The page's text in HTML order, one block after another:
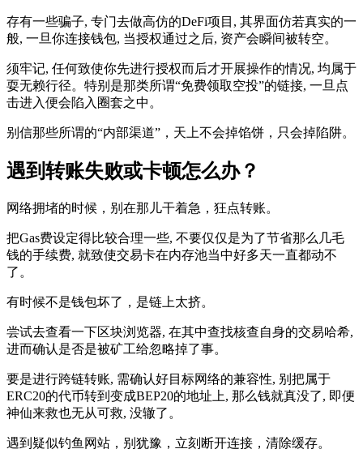
存有一些骗子, 专门去做高仿的DeFi项目, 其界面仿若真实的一
般, 一旦你连接钱包, 当授权通过之后, 资产会瞬间被转空。
须牢记, 任何致使你先进行授权而后才开展操作的情况, 均属于
耍无赖行径。特别是那类所谓“免费领取空投”的链接, 一旦点
击进入便会陷入圈套之中。
别信那些所谓的“内部渠道”，天上不会掉馅饼，只会掉陷阱。
遇到转账失败或卡顿怎么办？
网络拥堵的时候，别在那儿干着急，狂点转账。
把Gas费设定得比较合理一些, 不要仅仅是为了节省那么几毛
钱的手续费, 就致使交易卡在内存池当中好多天一直都动不
了。
有时候不是钱包坏了，是链上太挤。
尝试去查看一下区块浏览器, 在其中查找核查自身的交易哈希,
进而确认是否是被矿工给忽略掉了事。
要是进行跨链转账, 需确认好目标网络的兼容性, 别把属于
ERC20的代币转到变成BEP20的地址上, 那么钱就真没了, 即便
神仙来救也无从可救, 没辙了。
遇到疑似钓鱼网站，别犹豫，立刻断开连接，清除缓存。